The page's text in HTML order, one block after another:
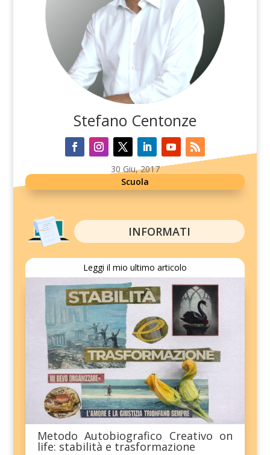
Stefano Centonze
30 Giu, 2017
Scuola
INFORMATI
Leggi il mio ultimo articolo
Metodo Autobiografico Creativo on
life: stabilità e trasformazione